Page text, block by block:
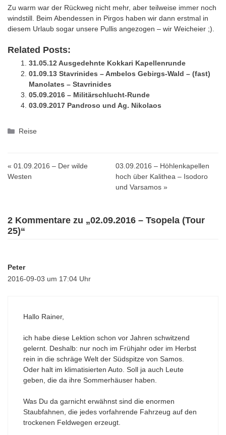
Zu warm war der Rückweg nicht mehr, aber teilweise immer noch
windstill. Beim Abendessen in Pirgos haben wir dann erstmal in
diesem Urlaub sogar unsere Pullis angezogen – wir Weicheier ;).
Related Posts:
31.05.12 Ausgedehnte Kokkari Kapellenrunde
01.09.13 Stavrinides – Ambelos Gebirgs-Wald – (fast)
Manolates – Stavrinides
05.09.2016 – Militärschlucht-Runde
03.09.2017 Pandroso und Ag. Nikolaos
Kategorien
Reise
« 01.09.2016 – Der wilde
Westen
03.09.2016 – Höhlenkapellen
hoch über Kalithea – Isodoro
und Varsamos »
2 Kommentare zu „02.09.2016 – Tsopela (Tour
25)“
Peter
2016-09-03 um 17:04 Uhr
Hallo Rainer,
ich habe diese Lektion schon vor Jahren schwitzend
gelernt. Deshalb: nur noch im Frühjahr oder im Herbst
rein in die schräge Welt der Südspitze von Samos.
Oder halt im klimatisierten Auto. Soll ja auch Leute
geben, die da ihre Sommerhäuser haben.
Was Du da garnicht erwähnst sind die enormen
Staubfahnen, die jedes vorfahrende Fahrzeug auf den
trockenen Feldwegen erzeugt.